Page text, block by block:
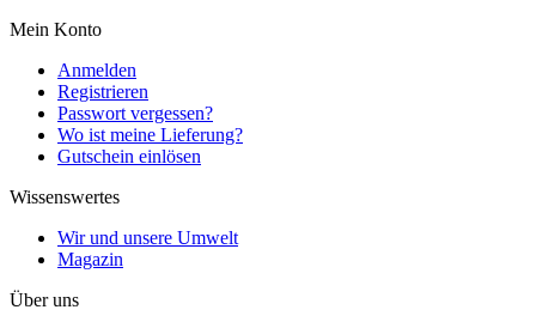
Mein Konto
Anmelden
Registrieren
Passwort vergessen?
Wo ist meine Lieferung?
Gutschein einlösen
Wissenswertes
Wir und unsere Umwelt
Magazin
Über uns